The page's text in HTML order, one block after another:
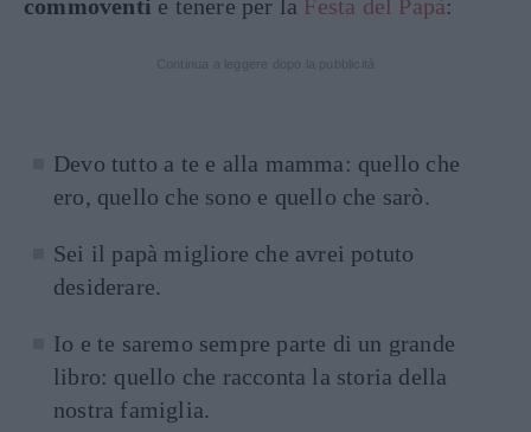
commoventi e tenere per la Festa del Papà:
Devo tutto a te e alla mamma: quello che
ero, quello che sono e quello che sarò.
Sei il papà migliore che avrei potuto
desiderare.
Io e te saremo sempre parte di un grande
libro: quello che racconta la storia della
nostra famiglia.